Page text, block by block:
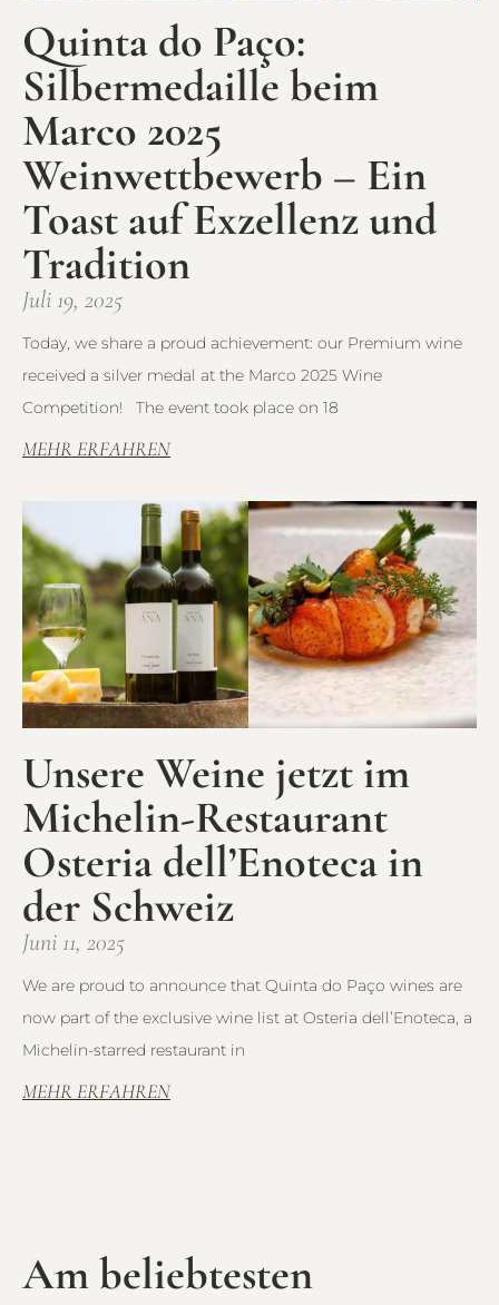
Quinta do Paço:
Silbermedaille beim
Marco 2025
Weinwettbewerb – Ein
Toast auf Exzellenz und
Tradition
Juli 19, 2025
Today, we share a proud achievement: our Premium wine
received a silver medal at the Marco 2025 Wine
Competition! The event took place on 18
MEHR ERFAHREN
Unsere Weine jetzt im
Michelin-Restaurant
Osteria dell’Enoteca in
der Schweiz
Juni 11, 2025
We are proud to announce that Quinta do Paço wines are
now part of the exclusive wine list at Osteria dell’Enoteca, a
Michelin-starred restaurant in
MEHR ERFAHREN
Am beliebtesten